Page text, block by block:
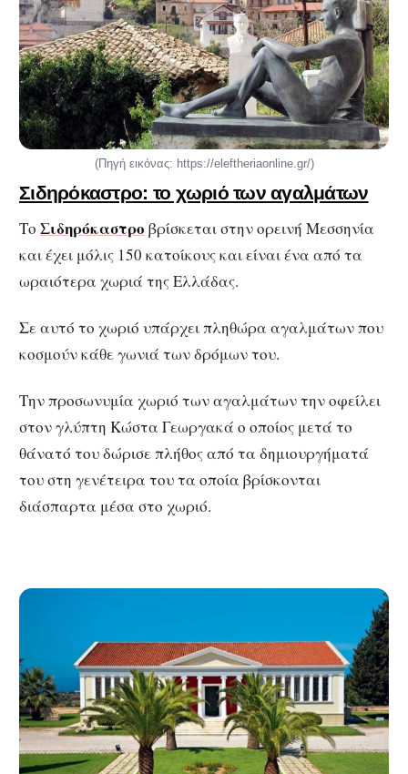
(Πηγή εικόνας: https://eleftheriaonline.gr/)
Σιδηρόκαστρο: το χωριό των αγαλμάτων
Το Σιδηρόκαστρο βρίσκεται στην ορεινή Μεσσηνία
και έχει μόλις 150 κατοίκους και είναι ένα από τα
ωραιότερα χωριά της Ελλάδας.
Σε αυτό το χωριό υπάρχει πληθώρα αγαλμάτων που
κοσμούν κάθε γωνιά των δρόμων του.
Την προσωνυμία χωριό των αγαλμάτων την οφείλει
στον γλύπτη Κώστα Γεωργακά ο οποίος μετά το
θάνατό του δώρισε πλήθος από τα δημιουργήματά
του στη γενέτειρα του τα οποία βρίσκονται
διάσπαρτα μέσα στο χωριό.